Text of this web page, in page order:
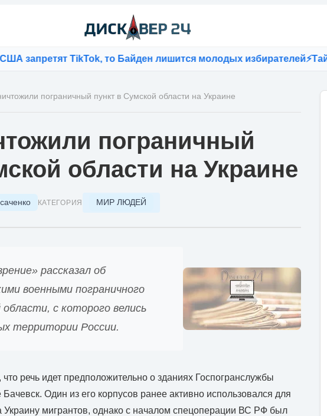
TikTok, то Байден лишится молодых избирателей⚡Тайна
пограничный пункт в Сумской области на Украине
пограничный
области на Украине
КАТЕГОРИЯ МИР ЛЮДЕЙ
рассказал об
военными пограничного
с которого велись
территории России.
речь идет предположительно о зданиях Госпогранслужбы
Один из его корпусов ранее активно использовался для
мигрантов, однако с началом спецоперации ВС РФ был